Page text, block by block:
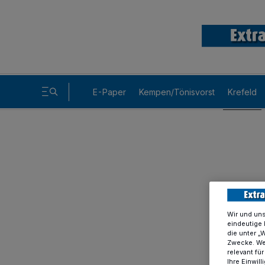
E-Paper Kempen/Tönisvorst Krefeld
Wir und
eindeutige
die unter
Zwecke.
relevant
Ihre